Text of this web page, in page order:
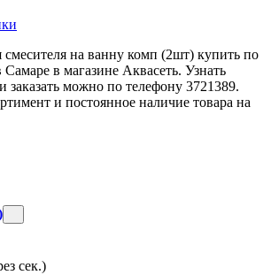
смесителя на ванну комп (2шт) купить по
Самаре в магазине Аквасеть. Узнать
заказать можно по телефону 3721389.
и постоянное наличие товара на
сек.)